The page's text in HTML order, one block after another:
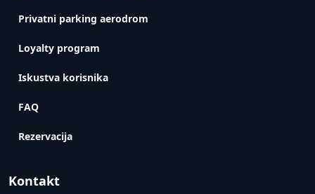
Privatni parking aerodrom
Loyalty program
Iskustva korisnika
FAQ
Rezervacija
Kontakt